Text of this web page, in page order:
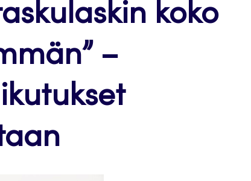
koko
–